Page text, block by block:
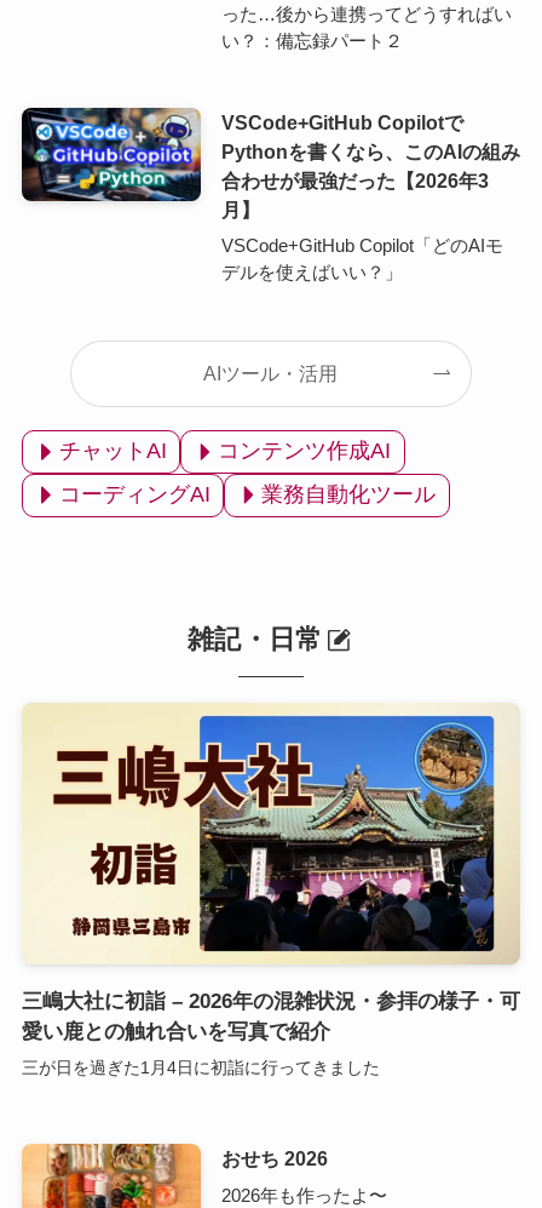
った…後から連携ってどうすればい
い？：備忘録パート２
VSCode+GitHub Copilotで
Pythonを書くなら、このAIの組み
合わせが最強だった【2026年3
月】
VSCode+GitHub Copilot「どのAIモ
デルを使えばいい？」
AIツール・活用
チャットAI
コンテンツ作成AI
コーディングAI
業務自動化ツール
雑記・日常
三嶋大社に初詣 – 2026年の混雑状況・参拝の様子・可
愛い鹿との触れ合いを写真で紹介
三が日を過ぎた1月4日に初詣に行ってきました
おせち 2026
2026年も作ったよ〜